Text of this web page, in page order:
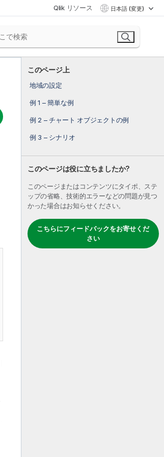
Qlik リソース 日本語 (変更)
このページ上
地域の設定
例 1 – 簡単な例
例 2 – チャート オブジェクトの例
例 3 – シナリオ
このページは役に立ちましたか?
このページまたはコンテンツにタイポ、ステ
ップの省略、技術的エラーなどの問題が見つ
かった場合はお知らせください。
こちらにフィードバックをお寄せくだ
さい